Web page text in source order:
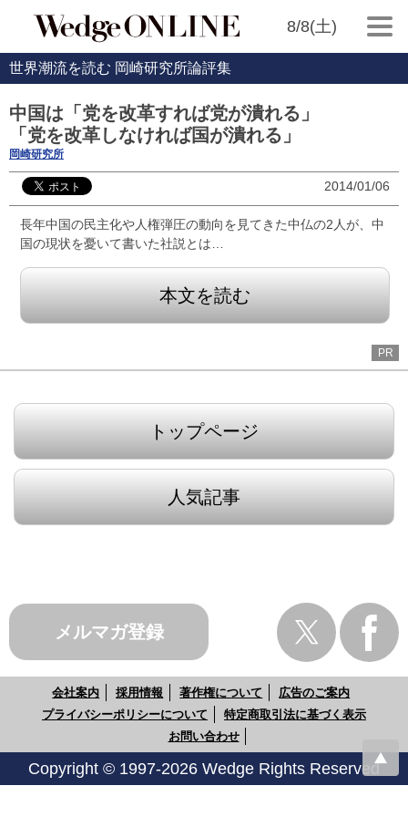
8/8(土)
世界潮流を読む 岡崎研究所論評集
中国は「党を改革すれば党が潰れる」
「党を改革しなければ国が潰れる」
岡崎研究所
2014/01/06
長年中国の民主化や人権弾圧の動向を見てきた中仏の2人が、中
国の現状を憂いて書いた社説とは…
本文を読む
PR
トップページ
人気記事
メルマガ登録
会社案内 採用情報 著作権について
広告のご案内
プライバシーポリシーについて
特定商取引法に基づく表示
お問い合わせ
Copyright © 1997-2026 Wedge Rights Reserved